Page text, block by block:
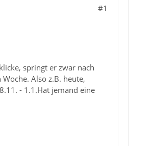
#1
springt er zwar nach
Also z.B. heute,
- 1.1.Hat jemand eine